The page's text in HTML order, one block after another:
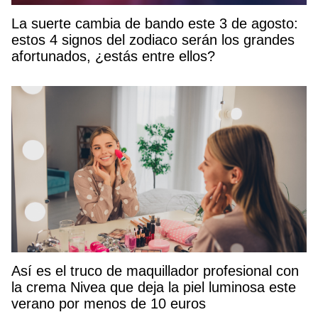
La suerte cambia de bando este 3 de agosto:
estos 4 signos del zodiaco serán los grandes
afortunados, ¿estás entre ellos?
Así es el truco de maquillador profesional con
la crema Nivea que deja la piel luminosa este
verano por menos de 10 euros